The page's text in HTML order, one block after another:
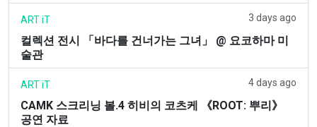
ART iT 3 days ago
컬렉션 전시 「바다를 건너가는 그녀」 @ 요코하마 미
술관
ART iT 4 days ago
CAMK 스크리닝 볼.4 히비의 코츠케 《ROOT: 뿌리》
공연 자료